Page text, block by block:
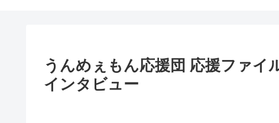
うんめぇもん応援団 応援ファイ
インタビュー